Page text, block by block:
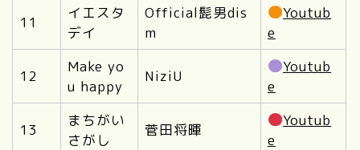
11
イエスタ
デイ
Official髭男dis
m
Youtub
e
12
Make yo
u happy
NiziU
Youtub
e
13
まちがい
さがし
菅田将暉
Youtub
e